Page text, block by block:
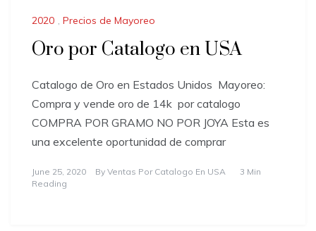
2020 , Precios de Mayoreo
Oro por Catalogo en USA
Catalogo de Oro en Estados Unidos ​Mayoreo:
Compra y vende oro de 14k por catalogo
COMPRA POR GRAMO NO POR JOYA Esta es
una excelente oportunidad de comprar
June 25, 2020 By Ventas Por Catalogo En USA
3 Min
Reading